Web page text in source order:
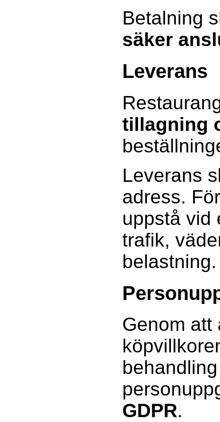
Betalning
säker
Leverans
tillagning
Leverans
adress.
uppstå vid
trafik,
belastning.
Genom att
GDPR.